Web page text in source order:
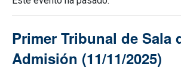
Primer Tribunal de Sala
Admisión (11/11/2025)